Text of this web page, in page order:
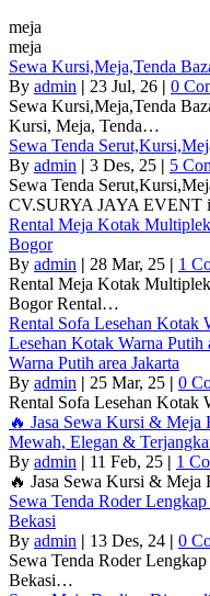
meja
meja
Sewa Kursi,Meja,Tenda
By admin | 23 Jul, 26 | 0
Sewa Kursi,Meja,Tenda
Kursi, Meja, Tenda…
Sewa Tenda
By admin | 3 Des, 25 | 5
Sewa Tenda
CV.SURYA JAYA EVENT
Rental Meja Kotak
Bogor
By admin | 28 Mar, 25 | 1
Rental Meja Kotak
Bogor Rental…
Rental Sofa Lesehan Kotak
Lesehan Kotak Warna Putih
Warna Putih area Jakarta
By admin | 25 Mar, 25 | 0
Rental Sofa Lesehan Kotak
🔥 Jasa Sewa Kursi & Meja
Mewah, Elegan &
By admin | 11 Feb, 25 | 1
🔥 Jasa Sewa Kursi &
Sewa Tenda Roder
Bekasi
By admin | 13 Des, 24 | 0
Sewa Tenda Roder
Bekasi…